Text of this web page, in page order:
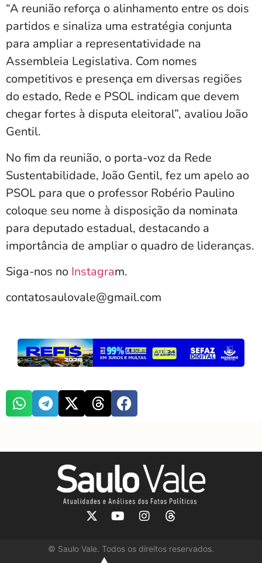
“A reunião reforça o alinhamento entre os dois
partidos e sinaliza uma estratégia conjunta
para ampliar a representatividade na
Assembleia Legislativa. Com nomes
competitivos e presença em diversas regiões
do estado, Rede e PSOL indicam que devem
chegar fortes à disputa eleitoral”, avaliou João
Gentil.
No fim da reunião, o porta-voz da Rede
Sustentabilidade, João Gentil, fez um apelo ao
PSOL para que o professor Robério Paulino
coloque seu nome à disposição da nominata
para deputado estadual, destacando a
importância de ampliar o quadro de lideranças.
Siga-nos no Instagram.
contatosaulovale@gmail.com
© Saulo Vale. Todos os direitos reservados.